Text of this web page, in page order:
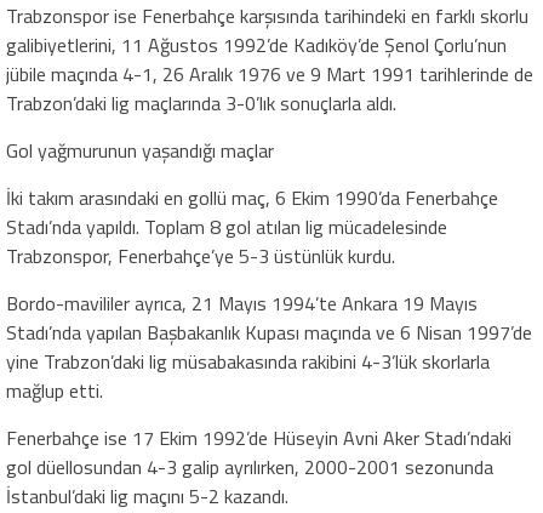
Trabzonspor ise Fenerbahçe karşısında tarihindeki en farklı skorlu
galibiyetlerini, 11 Ağustos 1992’de Kadıköy’de Şenol Çorlu’nun
jübile maçında 4-1, 26 Aralık 1976 ve 9 Mart 1991 tarihlerinde de
Trabzon’daki lig maçlarında 3-0’lık sonuçlarla aldı.
Gol yağmurunun yaşandığı maçlar
İki takım arasındaki en gollü maç, 6 Ekim 1990’da Fenerbahçe
Stadı’nda yapıldı. Toplam 8 gol atılan lig mücadelesinde
Trabzonspor, Fenerbahçe’ye 5-3 üstünlük kurdu.
Bordo-mavililer ayrıca, 21 Mayıs 1994’te Ankara 19 Mayıs
Stadı’nda yapılan Başbakanlık Kupası maçında ve 6 Nisan 1997’de
yine Trabzon’daki lig müsabakasında rakibini 4-3’lük skorlarla
mağlup etti.
Fenerbahçe ise 17 Ekim 1992’de Hüseyin Avni Aker Stadı’ndaki
gol düellosundan 4-3 galip ayrılırken, 2000-2001 sezonunda
İstanbul’daki lig maçını 5-2 kazandı.